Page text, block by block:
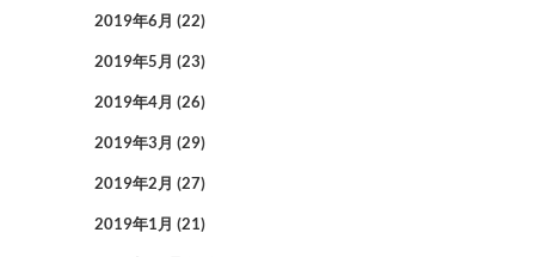
2019年6月 (22)
2019年5月 (23)
2019年4月 (26)
2019年3月 (29)
2019年2月 (27)
2019年1月 (21)